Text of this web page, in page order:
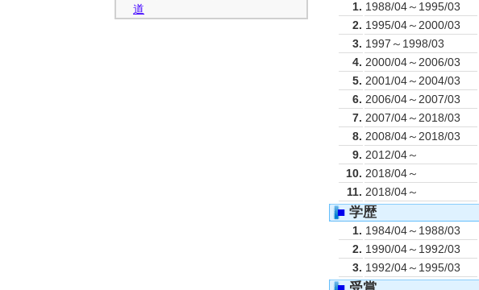
道
1. 1988/04～1995/03
2. 1995/04～2000/03
3. 1997～1998/03
4. 2000/04～2006/03
5. 2001/04～2004/03
6. 2006/04～2007/03
7. 2007/04～2018/03
8. 2008/04～2018/03
9. 2012/04～
10. 2018/04～
11. 2018/04～
■ 学歴
1. 1984/04～1988/03
2. 1990/04～1992/03
3. 1992/04～1995/03